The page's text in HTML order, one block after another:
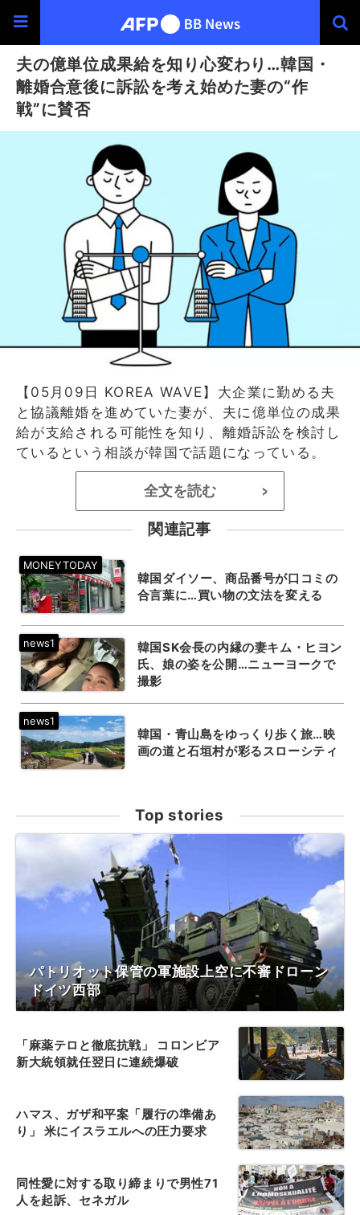
夫の億単位成果給を知り心変わり…韓国・
離婚合意後に訴訟を考え始めた妻の“作
戦”に賛否
【05月09日 KOREA WAVE】大企業に勤める夫
と協議離婚を進めていた妻が、夫に億単位の成果
給が支給される可能性を知り、離婚訴訟を検討し
ているという相談が韓国で話題になっている。
全文を読む >
関連記事
韓国ダイソー、商品番号が口コミの
合言葉に…買い物の文法を変える
韓国SK会長の内縁の妻キム・ヒヨン
氏、娘の姿を公開…ニューヨークで
撮影
韓国・青山島をゆっくり歩く旅…映
画の道と石垣村が彩るスローシティ
Top stories
パトリオット保管の軍施設上空に不審ドローン
ドイツ西部
「麻薬テロと徹底抗戦」 コロンビア
新大統領就任翌日に連続爆破
ハマス、ガザ和平案「履行の準備あ
り」 米にイスラエルへの圧力要求
同性愛に対する取り締まりで男性71
人を起訴、セネガル